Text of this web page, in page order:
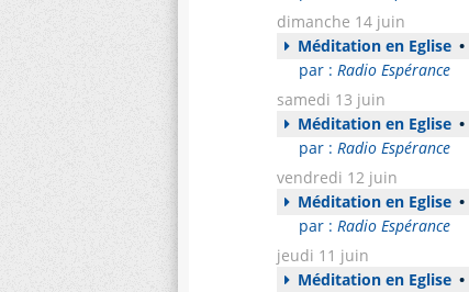
dimanche 14 juin
Méditation en Eglise •
par : Radio Espérance
samedi 13 juin
Méditation en Eglise •
par : Radio Espérance
vendredi 12 juin
Méditation en Eglise •
par : Radio Espérance
jeudi 11 juin
Méditation en Eglise •